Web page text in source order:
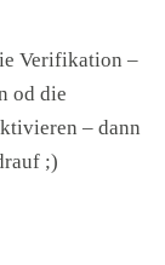
Verifikation –
od die
– dann
;)